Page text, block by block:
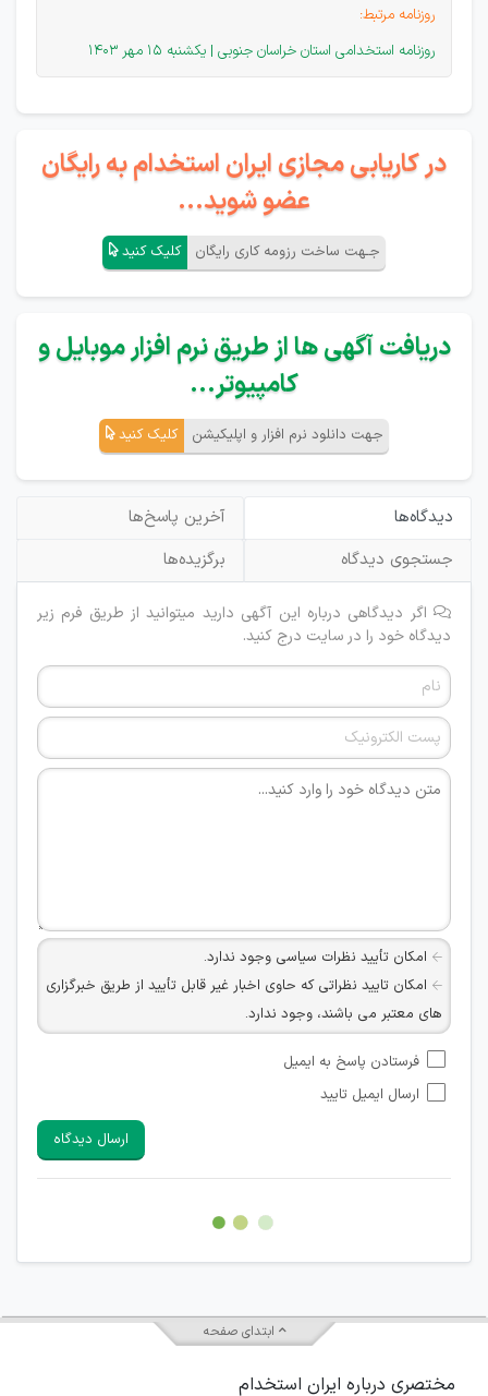
روزنامه مرتبط:
روزنامه استخدامی استان خراسان جنوبی | یکشنبه 15 مهر 1403
در کاریابی مجازی ایران استخدام به رایگان
عضو شوید...
جـهت ساخت رزومه کاری رایگان کلیک کنید
دریافت آگهی ها از طریق نرم افزار موبایل و
کامپیوتر...
جهت دانلود نرم افزار و اپلیکیشن کلیک کنید
دیدگاه‌ها
آخرین پاسخ‌ها
جستجوی دیدگاه
برگزیده‌ها
اگر دیدگاهی درباره این آگهی دارید میتوانید از طریق فرم زیر
دیدگاه خود را در سایت درج کنید.
امکان تأیید نظرات سیاسی وجود ندارد.
امکان تایید نظراتی که حاوی اخبار غیر قابل تأیید از طریق خبرگزاری
های معتبر می باشند، وجود ندارد.
شبکه های مجازی ارتباطی می باشند وجود ندارد.
امکان تأیید نظرات کاربرانی که به هر طریقی قصد مأیوس کردن
هرگونه تحریک، تحقیر و کنایه به سایر افراد (مسئول و غیر مسئول)
غیر مجاز می باشد.
امکان هماهنگی برای هرگونه ملاقات حضوری چه به صورت دسته
فرستادن پاسخ به ایمیل
ارسال ایمیل تایید
ارسال دیدگاه
ابتدای صفحه
مختصری درباره ایران استخدام